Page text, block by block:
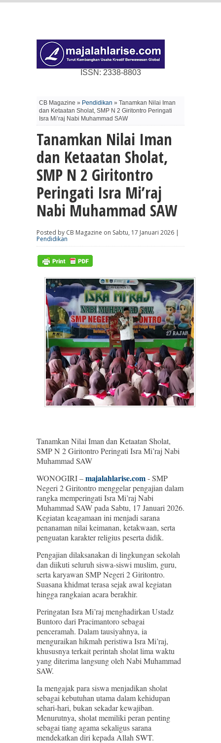
ISSN: 2338-8803
CB Magazine » Pendidikan » Tanamkan Nilai Iman
dan Ketaatan Sholat, SMP N 2 Giritontro Peringati
Isra Mi’raj Nabi Muhammad SAW
Tanamkan Nilai Iman
dan Ketaatan Sholat,
SMP N 2 Giritontro
Peringati Isra Mi’raj
Nabi Muhammad SAW
Posted by CB Magazine on Sabtu, 17 Januari 2026 |
Pendidikan
Tanamkan Nilai Iman dan Ketaatan Sholat,
SMP N 2 Giritontro Peringati Isra Mi’raj Nabi
Muhammad SAW
WONOGIRI –majalahlarise.com- SMP
Negeri 2 Giritontro menggelar pengajian dalam
rangka memperingati Isra Mi’raj Nabi
Muhammad SAW pada Sabtu, 17 Januari 2026.
Kegiatan keagamaan ini menjadi sarana
penanaman nilai keimanan, ketakwaan, serta
penguatan karakter religius peserta didik.
Pengajian dilaksanakan di lingkungan sekolah
dan diikuti seluruh siswa-siswi muslim, guru,
serta karyawan SMP Negeri 2 Giritontro.
Suasana khidmat terasa sejak awal kegiatan
hingga rangkaian acara berakhir.
Peringatan Isra Mi’raj menghadirkan Ustadz
Buntoro dari Pracimantoro sebagai
penceramah. Dalam tausiyahnya, ia
menguraikan hikmah peristiwa Isra Mi’raj,
khususnya terkait perintah sholat lima waktu
yang diterima langsung oleh Nabi Muhammad
SAW.
Ia mengajak para siswa menjadikan sholat
sebagai kebutuhan utama dalam kehidupan
sehari-hari, bukan sekadar kewajiban.
Menurutnya, sholat memiliki peran penting
sebagai tiang agama sekaligus sarana
mendekatkan diri kepada Allah SWT.